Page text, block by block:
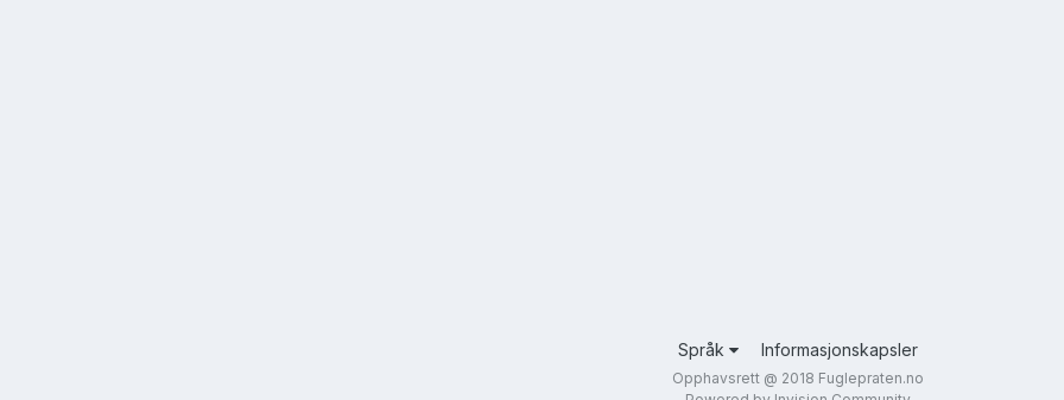
Språk Informasjonskapsler
Opphavsrett @ 2018 Fuglepraten.no